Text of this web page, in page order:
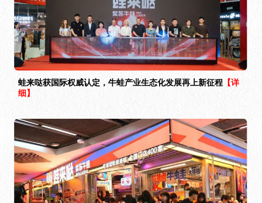
蛙来哒获国际权威认定，牛蛙产业生态化发展再上新征程 【详
细】